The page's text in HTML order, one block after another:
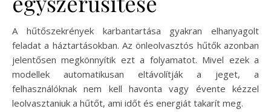
A hűtőszekrények karbantartása gyakran elhanyagolt
feladat a háztartásokban. Az önleolvasztós hűtők azonban
jelentősen megkönnyítik ezt a folyamatot. Mivel ezek a
modellek automatikusan eltávolítják a jeget, a
felhasználóknak nem kell havonta vagy évente kézzel
leolvasztaniuk a hűtőt, ami időt és energiát takarít meg.